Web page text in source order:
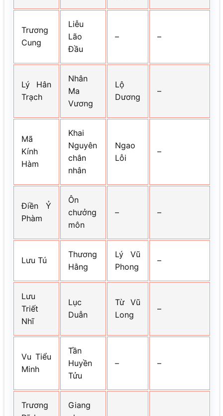
Trương
Cung
Liễu
Lão
Đầu
– –
Lý Hân
Trạch
Nhân
Ma
Vương
Lộ
Dương
–
Mã
Kính
Hàm
Khai
Nguyên
chân
nhân
Ngao
Lỗi
–
Điền Ỷ
Phàm
Ôn
chưởng
môn
– –
Lưu Tú
Thương
Hằng
Lý Vũ
Phong
–
Lưu
Triết
Nhĩ
Lục
Duẫn
Từ Vũ
Long
–
Vu Tiểu
Minh
Tần
Huyền
Tửu
– –
Trương
Giang